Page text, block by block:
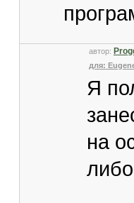
автор:
для:
Я
на